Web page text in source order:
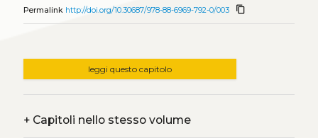
Permalink http://doi.org/10.30687/978-88-6969-792-0/003 content_copy
leggi questo capitolo
+Capitoli nello stesso volume